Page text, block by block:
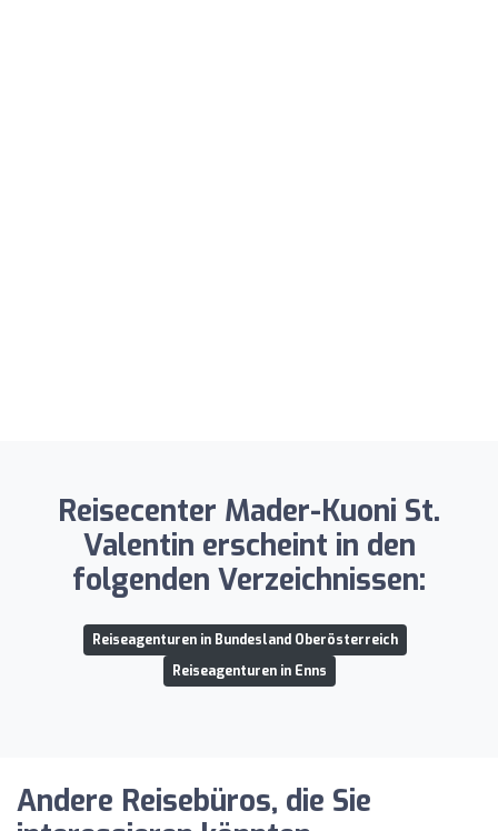
Reisecenter Mader-Kuoni St.
Valentin erscheint in den
folgenden Verzeichnissen:
Reiseagenturen in Bundesland Oberösterreich
Reiseagenturen in Enns
Andere Reisebüros, die Sie